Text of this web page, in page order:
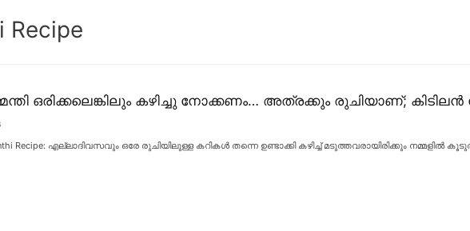
Recipe
ഒരിക്കലെങ്കിലും കഴിച്ചു നോക്കണം… അത്രക്കും രുചിയാണ്; കിടിലൻ
Recipe: എല്ലാദിവസവും ഒരേ രുചിയിലുള്ള കറികൾ തന്നെ ഉണ്ടാക്കി കഴിച്ച് മടുത്തവരായിരിക്കും നമ്മളിൽ